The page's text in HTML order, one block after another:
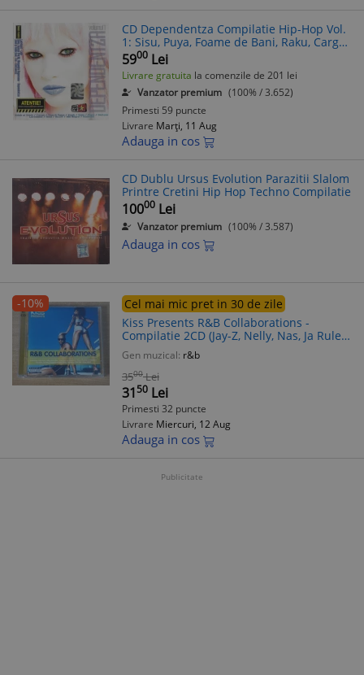
CD Dependentza Compilatie Hip-Hop Vol.
1: Sisu, Puya, Foame de Bani, Raku, Cargo,
Zdob si Zdub, Loredana, Asia, Activ, Alb
Negru
5900 Lei
Livrare gratuita la comenzile de 201 lei
Vanzator premium (100% / 3.652)
Primesti 59 puncte
Livrare Marți, 11 Aug
Adauga in cos
CD Dublu Ursus Evolution Parazitii Slalom
Printre Cretini Hip Hop Techno Compilatie
10000 Lei
Vanzator premium (100% / 3.587)
Adauga in cos
-10%
Cel mai mic pret in 30 de zile
Kiss Presents R&B Collaborations -
Compilatie 2CD (Jay-Z, Nelly, Nas, Ja Rule,
Beyonce, Ashanti). Universal Records.
Muzica R&B, Hip-Hop.
Gen muzical: r&b
3500 Lei
3150 Lei
Primesti 32 puncte
Livrare Miercuri, 12 Aug
Adauga in cos
Publicitate